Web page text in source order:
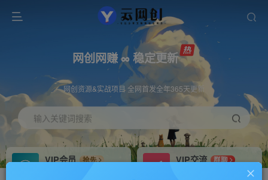
网创网赚 ∞ 稳定更新
网创资源&实战项目 全网首发全年365天更新
输入关键词搜索
VIP会员
抢先
VIP交流
群聊
研究探讨更多创业项目路子。